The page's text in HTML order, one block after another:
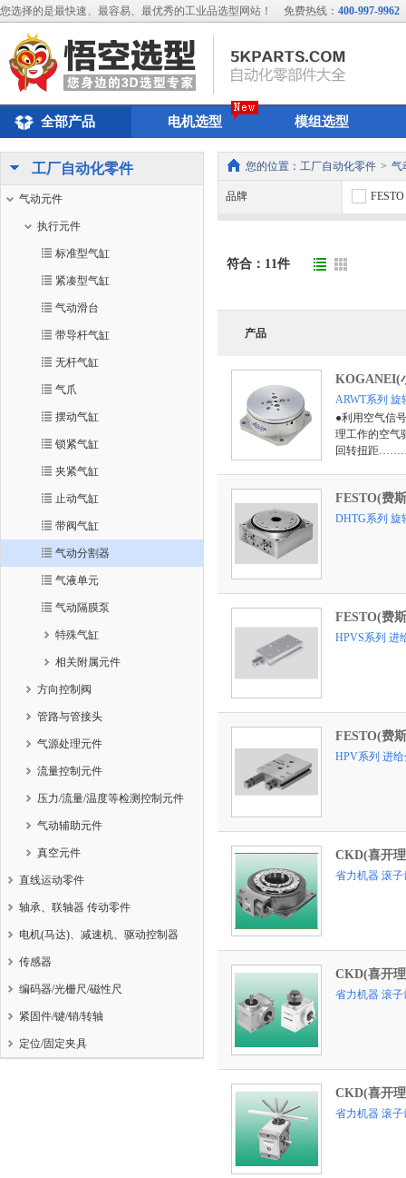
您选择的是最快速、最容易、最优秀的工业品选型网站！ 免费热线： 400-997-9962
全部产品 电机选型 模组选型
工厂自动化零件
气动元件
执行元件
标准型气缸
紧凑型气缸
气动滑台
带导杆气缸
无杆气缸
气爪
摆动气缸
锁紧气缸
夹紧气缸
止动气缸
带阀气缸
气动分割器
气液单元
气动隔膜泵
特殊气缸
相关附属元件
方向控制阀
管路与管接头
气源处理元件
流量控制元件
压力/流量/温度等检测控制元件
气动辅助元件
真空元件
直线运动零件
轴承、联轴器 传动零件
电机(马达)、减速机、驱动控制器
传感器
编码器/光栅尺/磁性尺
紧固件/键/销/转轴
定位/固定夹具
您的位置： 工厂自动化零件 > 气
品牌 FESTO
符合： 11件
产品
KOGANEI(
ARWT系列 旋
●利用空气信
理工作的空
回转扭距
FESTO(费
DHTG系列 旋
FESTO(费
HPVS系列 进
FESTO(费
HPV系列 进
CKD(喜开
省力机器 滚
CKD(喜开
省力机器 滚
CKD(喜开
省力机器 滚